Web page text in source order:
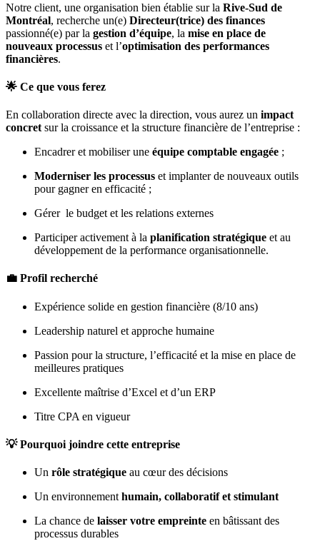
Notre client, une organisation bien établie sur la Rive-Sud de
Montréal, recherche un(e) Directeur(trice) des finances
passionné(e) par la gestion d’équipe, la mise en place de
nouveaux processus et l’optimisation des performances
financières.
🌟 Ce que vous ferez
En collaboration directe avec la direction, vous aurez un impact
concret sur la croissance et la structure financière de l’entreprise :
Encadrer et mobiliser une équipe comptable engagée ;
Moderniser les processus et implanter de nouveaux outils
pour gagner en efficacité ;
Gérer le budget et les relations externes
Participer activement à la planification stratégique et au
développement de la performance organisationnelle.
💼 Profil recherché
Expérience solide en gestion financière (8/10 ans)
Leadership naturel et approche humaine
Passion pour la structure, l’efficacité et la mise en place de
meilleures pratiques
Excellente maîtrise d’Excel et d’un ERP
Titre CPA en vigueur
💡Pourquoi joindre cette entreprise
Un rôle stratégique au cœur des décisions
Un environnement humain, collaboratif et stimulant
La chance de laisser votre empreinte en bâtissant des
processus durables